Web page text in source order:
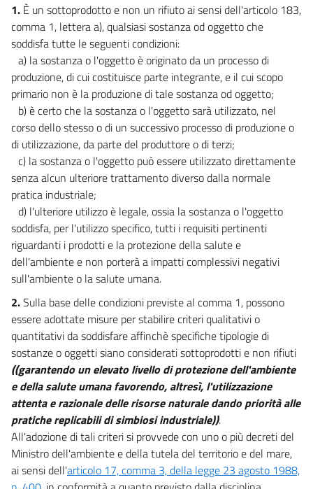
9
10
((TITOLO II
LA VALUTAZIONE AMBIENTALE STRATEGICA))
11
12
13
14
15
16
17
18
TITOLO III
((LA VALUTAZIONE DI IMPATTO AMBIENTALE))
19
20
21
22
23
24
24 bis
25
26
1. È un sottoprodotto e non un rifiuto ai sensi dell'articolo 183,
comma 1, lettera a), qualsiasi sostanza od oggetto che
soddisfa tutte le seguenti condizioni:
a) la sostanza o l'oggetto è originato da un processo di
produzione, di cui costituisce parte integrante, e il cui scopo
primario non è la produzione di tale sostanza od oggetto;
b) è certo che la sostanza o l'oggetto sarà utilizzato, nel
corso dello stesso o di un successivo processo di produzione o
di utilizzazione, da parte del produttore o di terzi;
c) la sostanza o l'oggetto può essere utilizzato direttamente
senza alcun ulteriore trattamento diverso dalla normale
pratica industriale;
d) l'ulteriore utilizzo è legale, ossia la sostanza o l'oggetto
soddisfa, per l'utilizzo specifico, tutti i requisiti pertinenti
riguardanti i prodotti e la protezione della salute e
dell'ambiente e non porterà a impatti complessivi negativi
sull'ambiente o la salute umana.
2.Sulla base delle condizioni previste al comma 1, possono
essere adottate misure per stabilire criteri qualitativi o
quantitativi da soddisfare affinchè specifiche tipologie di
sostanze o oggetti siano considerati sottoprodotti e non rifiuti
((garantendo un elevato livello di protezione dell'ambiente
e della salute umana favorendo, altresì, l'utilizzazione
attenta e razionale delle risorse naturale dando priorità alle
pratiche replicabili di simbiosi industriale)).
All'adozione di tali criteri si provvede con uno o più decreti del
Ministro dell'ambiente e della tutela del territorio e del mare,
ai sensi dell'articolo 17, comma 3, della legge 23 agosto 1988,